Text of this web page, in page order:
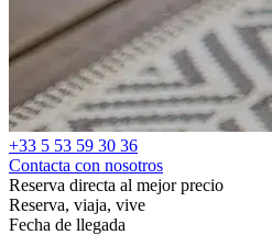
+33 5 53 59 30 36
Contacta con nosotros
Reserva directa al mejor precio
Reserva, viaja, vive
Fecha de llegada